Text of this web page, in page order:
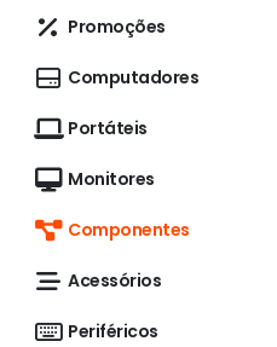
Promoções
Computadores
Portáteis
Monitores
Componentes
Acessórios
Periféricos